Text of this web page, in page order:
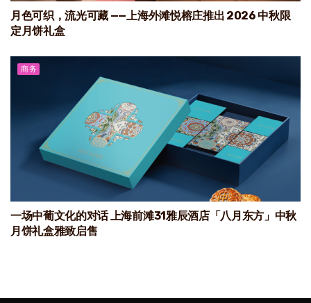
月色可织，流光可藏 ——上海外滩悦榕庄推出 2026 中秋限
定月饼礼盒
商务
一场中葡文化的对话 上海前滩31雅辰酒店「八月东方」中秋
月饼礼盒雅致启售